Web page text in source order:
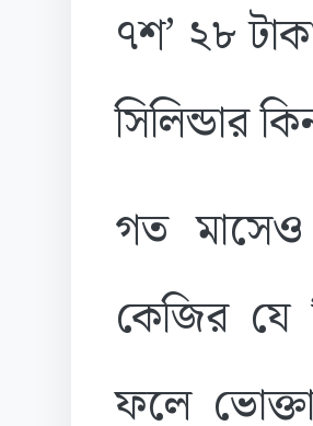
৭শ’ ২৮
সিলিন্ডার
গত
কেজির যে
ফলে